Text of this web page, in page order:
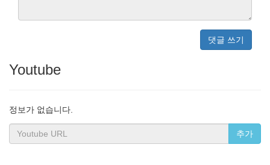
댓글 쓰기
Youtube
정보가 없습니다.
추가